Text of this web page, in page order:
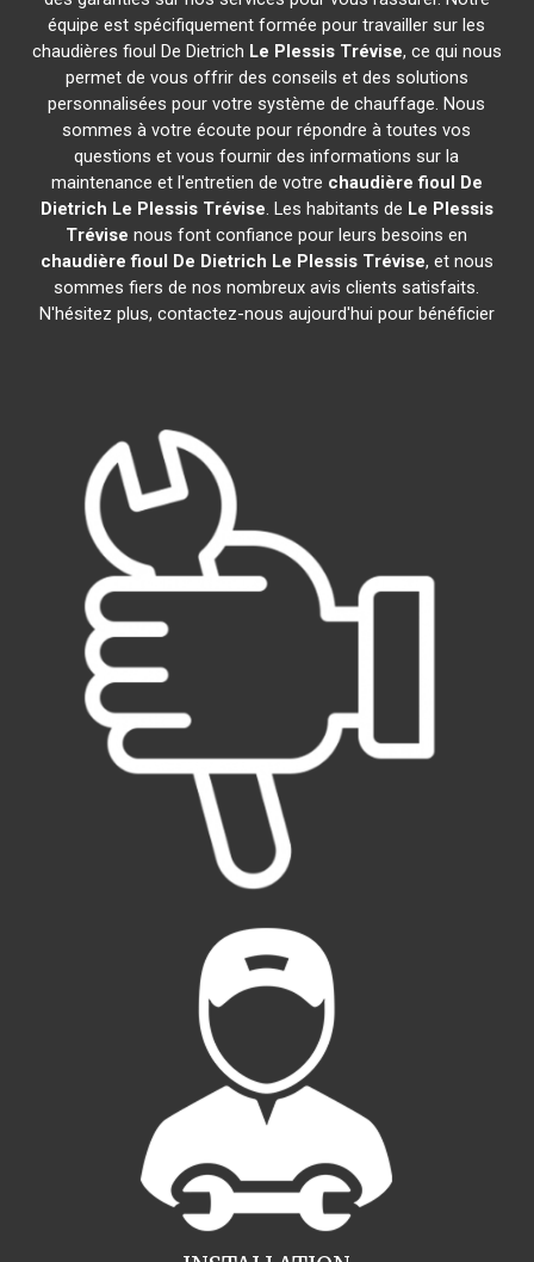
équipe est spécifiquement formée pour travailler sur les
chaudières fioul De Dietrich Le Plessis Trévise, ce qui nous
permet de vous offrir des conseils et des solutions
personnalisées pour votre système de chauffage. Nous
sommes à votre écoute pour répondre à toutes vos
questions et vous fournir des informations sur la
maintenance et l'entretien de votre chaudière fioul De
Dietrich Le Plessis Trévise. Les habitants de Le Plessis
Trévise nous font confiance pour leurs besoins en
chaudière fioul De Dietrich Le Plessis Trévise, et nous
sommes fiers de nos nombreux avis clients satisfaits.
N'hésitez plus, contactez-nous aujourd'hui pour bénéficier